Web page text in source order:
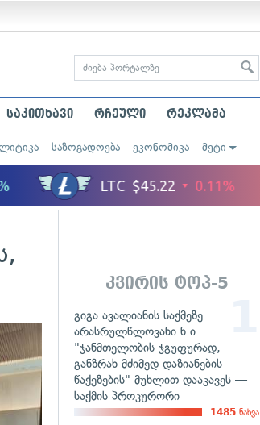
საკითხავი რჩეული რეკლამა
საზოგადოება ეკონომიკა მეტი
კვირის ტოპ-5
გიგა ავალიანის საქმეზე
არასრულწლოვანი ნ.ი.
"ჯანმთელობის ჯგუფურად,
განზრახ მძიმედ დაზიანების
წაქეზების" მუხლით დააკავეს —
საქმის პროკურორი
1485 ნახვა